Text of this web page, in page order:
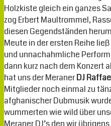
Holzkiste gleich ein ganzes
zog Erbert Maultrommel,
diesen Gegendständen
Meute in der ersten Reihe
und unnachahmliche
dann kurz nach dem Konzert
hat uns der MeranerDJ
Mitglieder noch einmal zu
afghanischer Dubmusik
wummerten wie wild über